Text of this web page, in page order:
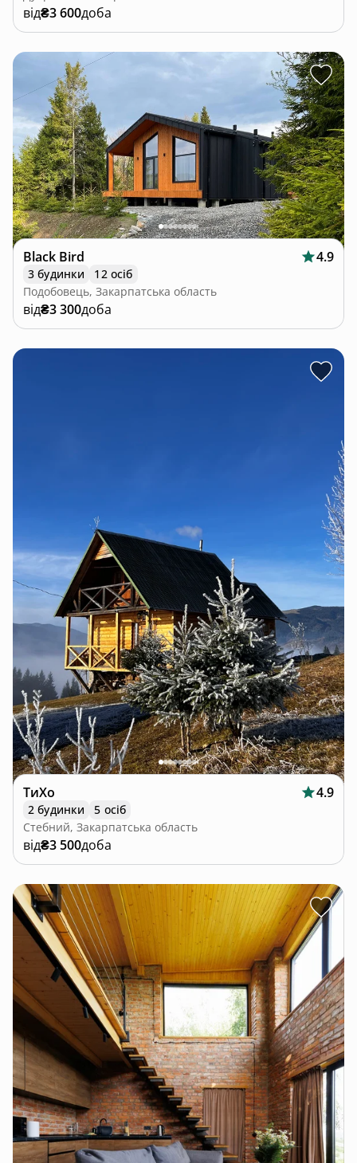
від₴3 600доба
Black Bird 4.9
3 будинки
12 осіб
Подобовець, Закарпатська область
від₴3 300доба
ТиХо 4.9
2 будинки
5 осіб
Стебний, Закарпатська область
від₴3 500доба